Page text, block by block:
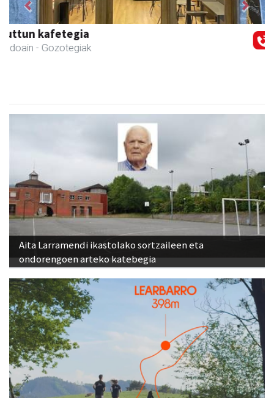
Xixori belar-denda
Andoain - Belar-denda
Previous Next
Aita Larramendi ikastolako sortzaileen eta
ondorengoen arteko katebegia